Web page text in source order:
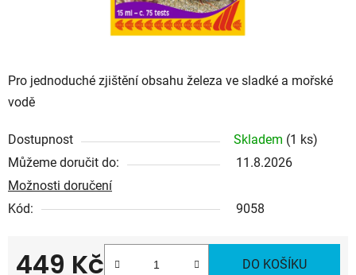
Pro jednoduché zjištění obsahu železa ve sladké a mořské
vodě
Dostupnost Skladem (1 ks)
Můžeme doručit do:
11.8.2026
Možnosti doručení
Kód:
9058
449 Kč DO KOŠÍKU